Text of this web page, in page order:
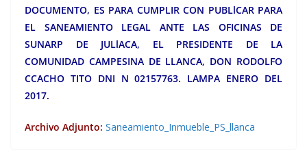
DOCUMENTO, ES PARA CUMPLIR CON PUBLlCAR PARA
EL SANEAMIENTO LEGAL ANTE LAS OFICINAS DE
SUNARP DE JULlACA, EL PRESIDENTE DE LA
COMUNIDAD CAMPESINA DE LLANCA, DON RODOLFO
CCACHO TITO DNI N 02157763. LAMPA ENERO DEL
2017.
Archivo Adjunto: Saneamiento_Inmueble_PS_llanca